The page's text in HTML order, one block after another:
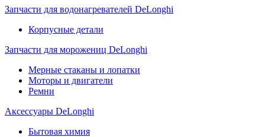
Запчасти для водонагревателей DeLonghi
Корпусные детали
Запчасти для морожениц DeLonghi
Мерные стаканы и лопатки
Моторы и двигатели
Ремни
Аксессуары DeLonghi
Бытовая химия